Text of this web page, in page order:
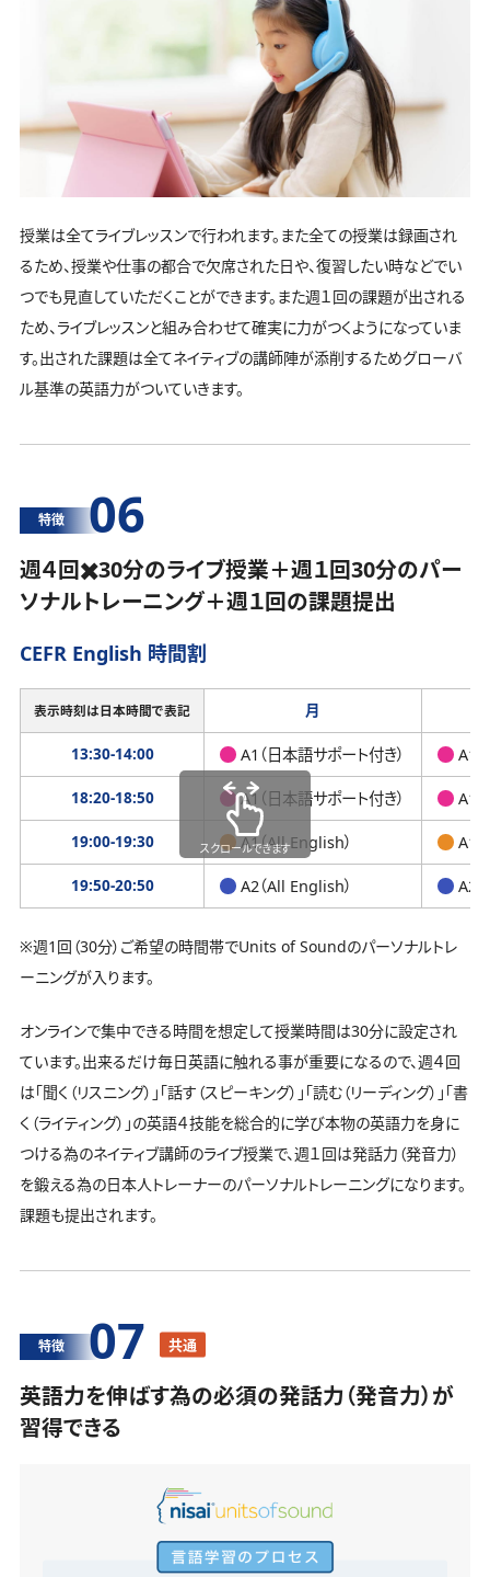
授業は全てライブレッスンで行われます。また全ての授業は録画され
るため、授業や仕事の都合で欠席された日や、復習したい時などでい
つでも見直していただくことができます。また週１回の課題が出される
ため、ライブレッスンと組み合わせて確実に力がつくようになっていま
す。出された課題は全てネイティブの講師陣が添削するためグローバ
ル基準の英語力がついていきます。
特徴 06
週４回✖️30分のライブ授業＋週１回30分のパー
ソナルトレーニング＋週１回の課題提出
CEFR English 時間割
表示時刻は日本時間で表記 月
13:30-14:00 A1（日本語サポート付き） A1
18:20-18:50 A1（日本語サポート付き） A1
19:00-19:30 A1（All English） A1
19:50-20:50 A2（All English） A2
スクロールできます
※週1回（30分）ご希望の時間帯でUnits of Soundのパーソナルトレ
ーニングが入ります。
オンラインで集中できる時間を想定して授業時間は30分に設定され
ています。出来るだけ毎日英語に触れる事が重要になるので、週４回
は「聞く（リスニング）」「話す（スピーキング）」「読む（リーディング）」「書
く（ライティング）」の英語４技能を総合的に学び本物の英語力を身に
つける為のネイティブ講師のライブ授業で、週１回は発話力（発音力）
を鍛える為の日本人トレーナーのパーソナルトレーニングになります。
課題も提出されます。
特徴 07 共通
英語力を伸ばす為の必須の発話力（発音力）が
習得できる